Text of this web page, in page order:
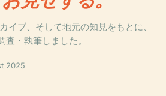
イブ、そして地元の知見をもとに、
・執筆しました。
2025